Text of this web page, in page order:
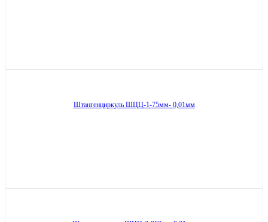
Штангенциркуль ШЦЦ-1-75мм- 0,01мм